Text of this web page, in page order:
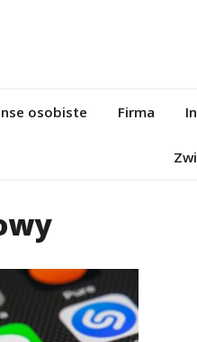
osobiste Firma